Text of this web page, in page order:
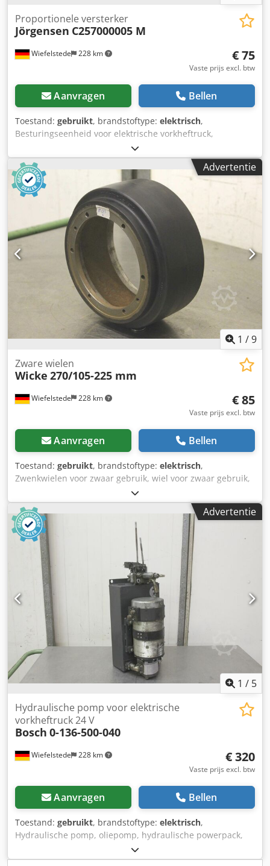
Wiefelstede 228 km
Proportionele versterker
Jörgensen C257000005 M
€ 75
Vaste prijs excl. btw
Aanvragen Bellen
Toestand: gebruikt, brandstoftype: elektrisch,
Besturingseenheid voor elektrische vorkheftruck,
aandrijfmotor, motorbesturing, motorcontroller, besturing,
rijbesturing, digitale besturingseenheid, elektronische
stuurcontroller, proportionele versterker -Fabrikant:
Jorgensen, Proportionele versterker -Type: C257000005
M/Versie: P25727 .: 10533 Dcsdpogp Tnhsfx Aphok -
Afmetingen: 110/60/H30 mm -Gewicht: 0,2 kg
Advertentie
1 /9
Wiefelstede 228 km
Zware wielen
Wicke 270/105-225 mm
€ 85
Vaste prijs excl. btw
Aanvragen Bellen
Toestand: gebruikt, brandstoftype: elektrisch,
Zwenkwielen voor zwaar gebruik, wiel voor zwaar gebruik,
band, wiel voor vorkheftruckaandrijving Dedpfxef A Sl Re
Aphock -Fabrikant: Wicke- Elastische zware fiets -Wielmaat:
Ø 270/105-225 mm -Gatencirkel: Ø 188/9 mm -Prijs: per
stuk -Aantal: 2 stuk -Gewicht: 8,9 kg/stuk
Advertentie
1 / 5
Wiefelstede 228 km
Hydraulische pomp voor elektrische
vorkheftruck 24 V
Bosch 0-136-500-040
€ 320
Vaste prijs excl. btw
Aanvragen Bellen
Toestand: gebruikt, brandstoftype: elektrisch,
Hydraulische pomp, oliepomp, hydraulische powerpack,
hydraulische pomp, hydraulische pomp, elektromotor,
gelijkstroommotor, tractiemotor, aandrijfmotor -Aardpomp: